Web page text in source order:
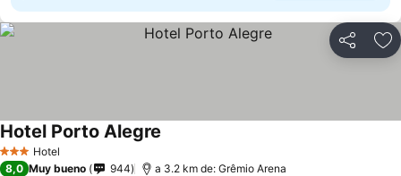
Compartir
3 Estrellas
Hotel
Hotel Porto Alegre
8,0 Muy bueno 944 a 3.2 km de: Grêmio Arena